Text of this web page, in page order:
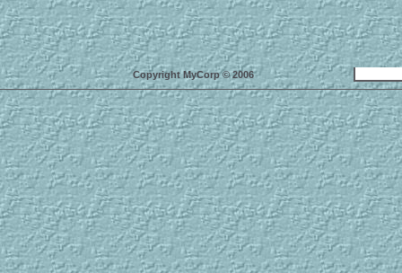
Copyright MyCorp © 2006